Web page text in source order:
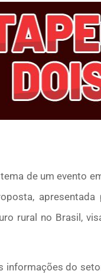
de um evento
apresentada
rural no Brasil,
informações do